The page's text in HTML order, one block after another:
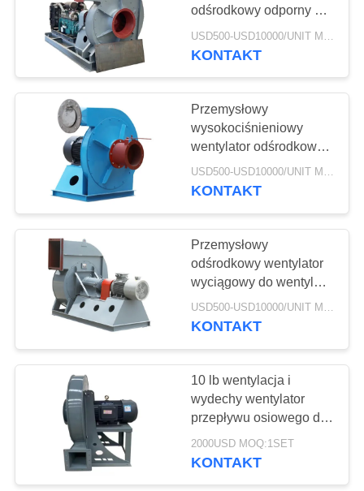
SITEMAP
PRIVACY
POLICYKoc izolacyjny z
aerożelu
Filtr przemysłowy
80
Przemysłowe
pompy odśrodkowe
odśrodkowy odporny na
wysokie temperatury
USD500-USD10000/UNIT MOQ:1 jednostka
KONTAKT
Przemysłowy
wysokociśnieniowy
wentylator odśrodkowy o
wysokiej wytrzymałości
ze stali niskostopowej
USD500-USD10000/UNIT MOQ:1 jednostka
KONTAKT
Przemysłowy
odśrodkowy wentylator
wyciągowy do wentylacji
wnętrz
USD500-USD10000/UNIT MOQ:1 jednostka
KONTAKT
10 lb wentylacja i
wydechy wentylator
przepływu osiowego dla
przemysłu
2000USD MOQ:1SET
KONTAKT